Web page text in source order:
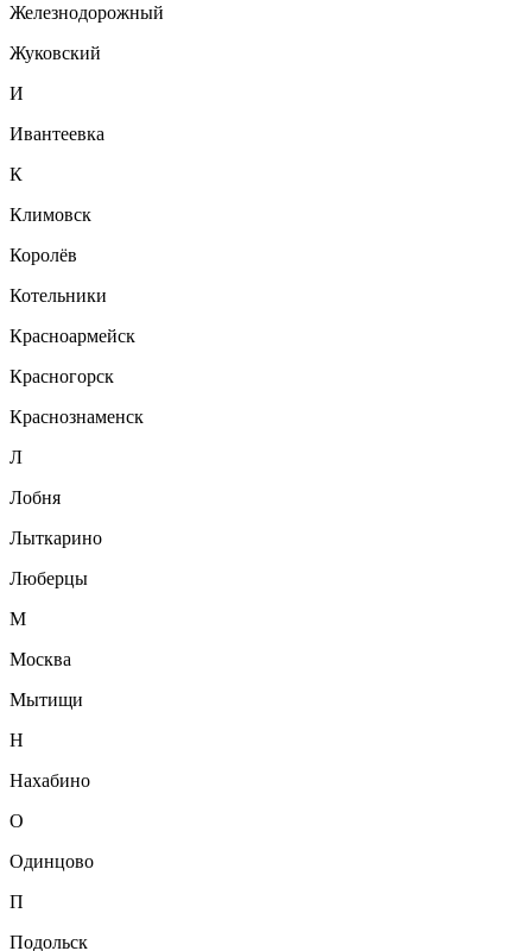
Железнодорожный
Жуковский
И
Ивантеевка
К
Климовск
Королёв
Котельники
Красноармейск
Красногорск
Краснознаменск
Л
Лобня
Лыткарино
Люберцы
М
Москва
Мытищи
Н
Нахабино
О
Одинцово
П
Подольск